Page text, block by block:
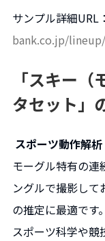
サンプル詳細URL：
bank.co.jp/
「スキー
タセット」
スポーツ動作解
モーグル特有の連
ングルで撮影して
の推定に最適です。
スポーツ科学や競